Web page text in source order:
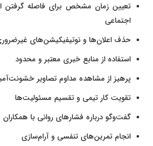
تعیین زمان مشخص برای فاصله گرفتن از
اجتماعی
حذف اعلان‌ها و نوتیفیکیشن‌های غیرضروری
استفاده از منابع خبری معتبر و محدود
پرهیز از مشاهده مداوم تصاویر خشونت‌آمیز
تقویت کار تیمی و تقسیم مسئولیت‌ها
گفت‌وگو درباره فشارهای روانی با همکاران
انجام تمرین‌های تنفسی و آرام‌سازی